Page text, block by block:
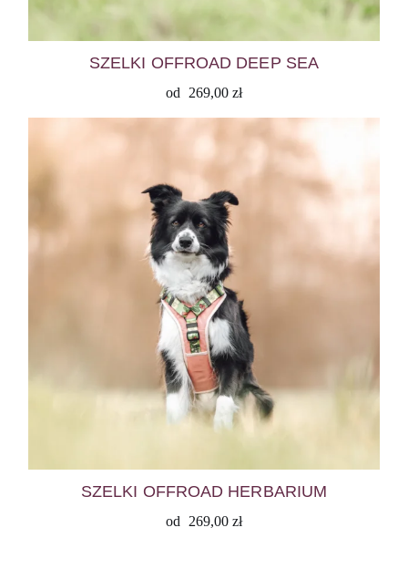
SZELKI OFFROAD DEEP SEA
od 269,00 zł
SZELKI OFFROAD HERBARIUM
od 269,00 zł